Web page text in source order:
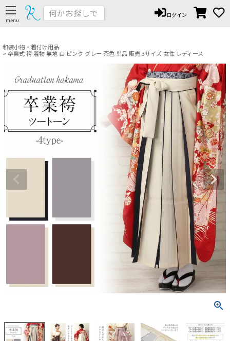
ログイン
和装小物・着付け用品
卒業式 袴 着物 無地 白 ピンク グレー 茶色 単品 販売 3サイズ 女性 レディース
ペー
ジト